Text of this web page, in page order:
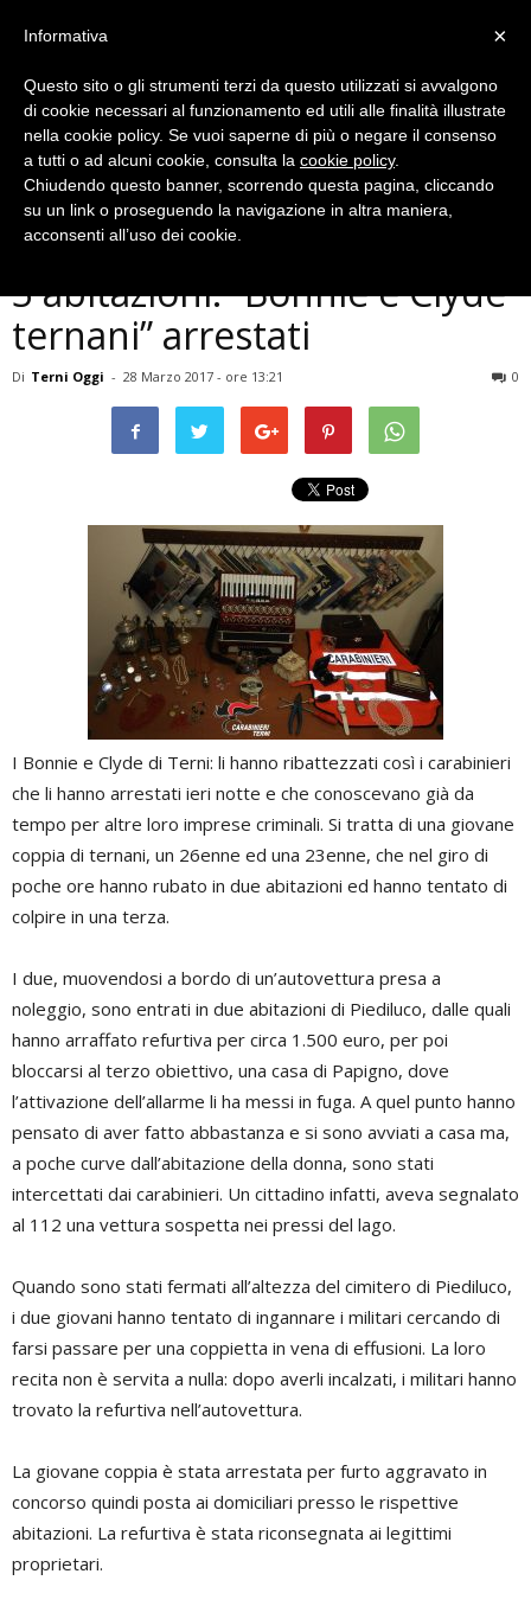
Cronaca
Terni, nella notte rubano in
3 abitazioni: “Bonnie e Clyde
ternani” arrestati
Di Terni Oggi - 28 Marzo 2017 - ore 13:21 0
I Bonnie e Clyde di Terni: li hanno ribattezzati così i carabinieri
che li hanno arrestati ieri notte e che conoscevano già da
tempo per altre loro imprese criminali. Si tratta di una giovane
coppia di ternani, un 26enne ed una 23enne, che nel giro di
poche ore hanno rubato in due abitazioni ed hanno tentato di
colpire in una terza.
I due, muovendosi a bordo di un’autovettura presa a
noleggio, sono entrati in due abitazioni di Piediluco, dalle quali
hanno arraffato refurtiva per circa 1.500 euro, per poi
bloccarsi al terzo obiettivo, una casa di Papigno, dove
l’attivazione dell’allarme li ha messi in fuga. A quel punto hanno
pensato di aver fatto abbastanza e si sono avviati a casa ma,
a poche curve dall’abitazione della donna, sono stati
intercettati dai carabinieri. Un cittadino infatti, aveva segnalato
al 112 una vettura sospetta nei pressi del lago.
Quando sono stati fermati all’altezza del cimitero di Piediluco,
i due giovani hanno tentato di ingannare i militari cercando di
farsi passare per una coppietta in vena di effusioni. La loro
recita non è servita a nulla: dopo averli incalzati, i militari hanno
trovato la refurtiva nell’autovettura.
La giovane coppia è stata arrestata per furto aggravato in
concorso quindi posta ai domiciliari presso le rispettive
abitazioni. La refurtiva è stata riconsegnata ai legittimi
proprietari.
×
Informativa
Questo sito o gli strumenti terzi da questo utilizzati si avvalgono
di cookie necessari al funzionamento ed utili alle finalità illustrate
nella cookie policy. Se vuoi saperne di più o negare il consenso
a tutti o ad alcuni cookie, consulta la cookie policy.
Chiudendo questo banner, scorrendo questa pagina, cliccando
su un link o proseguendo la navigazione in altra maniera,
acconsenti all’uso dei cookie.